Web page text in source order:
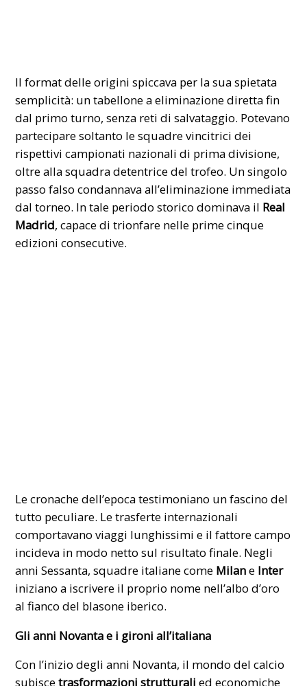
Il format delle origini spiccava per la sua spietata
semplicità: un tabellone a eliminazione diretta fin
dal primo turno, senza reti di salvataggio. Potevano
partecipare soltanto le squadre vincitrici dei
rispettivi campionati nazionali di prima divisione,
oltre alla squadra detentrice del trofeo. Un singolo
passo falso condannava all’eliminazione immediata
dal torneo. In tale periodo storico dominava il Real
Madrid, capace di trionfare nelle prime cinque
edizioni consecutive.
Le cronache dell’epoca testimoniano un fascino del
tutto peculiare. Le trasferte internazionali
comportavano viaggi lunghissimi e il fattore campo
incideva in modo netto sul risultato finale. Negli
anni Sessanta, squadre italiane come Milane Inter
iniziano a iscrivere il proprio nome nell’albo d’oro
al fianco del blasone iberico.
Gli anni Novanta e i gironi all’italiana
Con l’inizio degli anni Novanta, il mondo del calcio
subiscetrasformazioni strutturalied economiche